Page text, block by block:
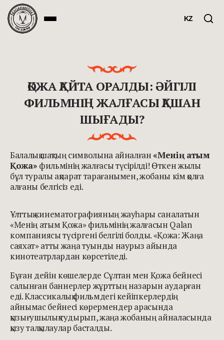
KZ
ҚОЖА ҚАЙТА ОРАЛДЫ: ӘЙГІЛІ
ФИЛЬМНІҢ ЖАЛҒАСЫ ҚАШАН
ШЫҒАДЫ?
Балалық шақтың символына айналған«Менің атым
Қожа» фильмінің жалғасы түсірілді! Өткен жылы
бұл туралы ақпарат тарағанымен, жобаны кім қолға
алғаны белгісіз еді.
Ұлттық кинематографияның жауһары саналатын
«Менің атым Қожа» фильмінің жалғасын Qalan
компаниясы түсіргені белгілі болды. «Қожа: Жаңа
саяхат» атты жаңа туынды наурыз айында
кинотеатрлардан көрсетіледі.
Бұған дейін көшелерде Сұлтан мен Қожа бейнесі
салынған баннерлер жұрттың назарын аударған
еді. Классикалық фильмдегі кейіпкерлердің
айнымас бейнесі көрермендер арасында
қызығушылық тудырып, жаңа жобаның айналасында
қызу талқылаулар басталды.